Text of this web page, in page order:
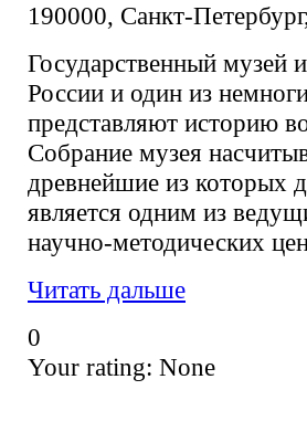
190000, Санкт-
Государственный музей
России и один из
представляют историю
Собрание музея
древнейшие из которых
является одним из
научно-методических
Читать дальше
0
Your rating: None